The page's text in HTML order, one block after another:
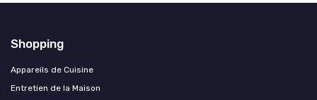
Shopping
Appareils de Cuisine
Entretien de la Maison